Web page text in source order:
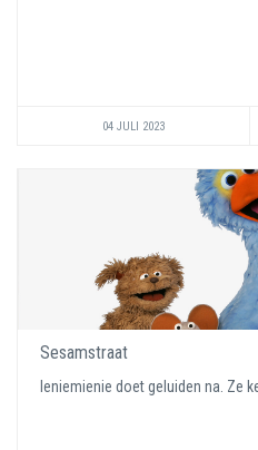
04 JULI 2023
Sesamstraat
Ieniemienie doet geluiden na. Ze